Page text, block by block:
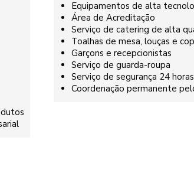
Equipamentos de alta
Área de Acreditação
Serviço de catering de alta
Toalhas de mesa, louças e
Garçons e recepcionistas
Serviço de guarda-roupa
Serviço de segurança 24
Coordenação permanente